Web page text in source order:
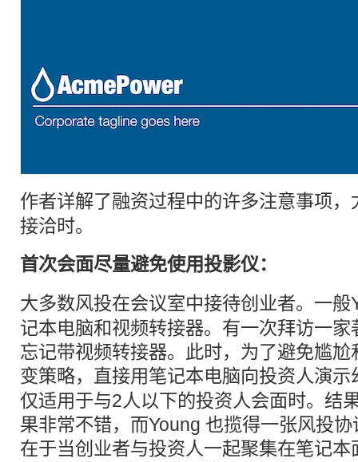
作者详解了融资过程中的许多注意事项
接洽时。
首次会面尽量避免使用投影仪：
大多数风投在会议室中接待创业者。一般
记本电脑和视频转接器。有一次拜访一
忘记带视频转接器。此时，为了避免尴
变策略，直接用笔记本电脑向投资人演示
仅适用于与2人以下的投资人会面时。结
果非常不错，而Young 也揽得一张风投
在于当创业者与投资人一起聚集在笔记